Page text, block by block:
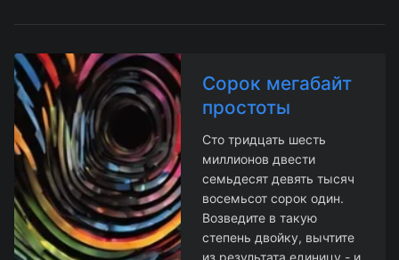
Сорок мегабайт
простоты
Сто тридцать шесть
миллионов двести
семьдесят девять тысяч
восемьсот сорок один.
Возведите в такую
степень двойку, вычтите
из результата единицу - и